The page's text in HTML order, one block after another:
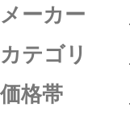
メーカー
カテゴリ
価格帯